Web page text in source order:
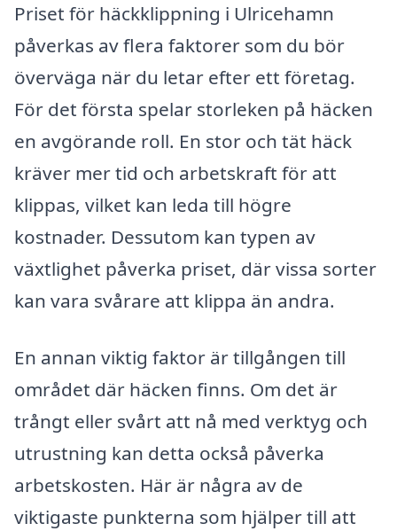
Priset för häckklippning i Ulricehamn
påverkas av flera faktorer som du bör
överväga när du letar efter ett företag.
För det första spelar storleken på häcken
en avgörande roll. En stor och tät häck
kräver mer tid och arbetskraft för att
klippas, vilket kan leda till högre
kostnader. Dessutom kan typen av
växtlighet påverka priset, där vissa sorter
kan vara svårare att klippa än andra.
En annan viktig faktor är tillgången till
området där häcken finns. Om det är
trångt eller svårt att nå med verktyg och
utrustning kan detta också påverka
arbetskosten. Här är några av de
viktigaste punkterna som hjälper till att